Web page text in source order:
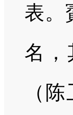
表。
名，
（